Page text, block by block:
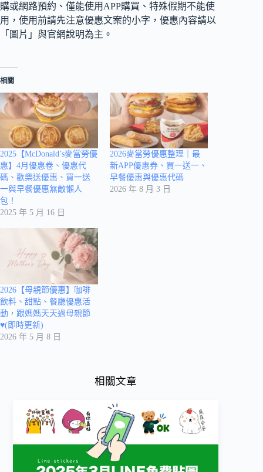
購或網路預約、僅能使用APP購買、特殊假期不能使
用，使用前請先注意優惠文案的小字，優惠內容請以
「圖片」與官網說明為主。
相關
2025【McDonald’s麥當勞優
惠】4月優惠卷、優惠代
碼、歡樂送優惠、買一送
一與早餐優惠無敵懶人
包！
2025 年 5 月 16 日
2026麥當勞優惠整理｜最
新APP優惠券、買一送一、
早餐優惠與優惠代碼
2026 年 8 月 3 日
2026【母親節優惠】咖啡
飲料、甜點、餐廳優惠活
動，跟媽媽天天過母親節
♥(即時更新)
2026 年 5 月 8 日
相關文章